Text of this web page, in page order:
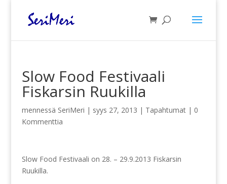
Slow Food Festivaali
Fiskarsin Ruukilla
mennessä SeriMeri | syys 27, 2013 | Tapahtumat| 0
Kommenttia
Slow Food Festivaali on 28. – 29.9.2013 Fiskarsin
Ruukilla.